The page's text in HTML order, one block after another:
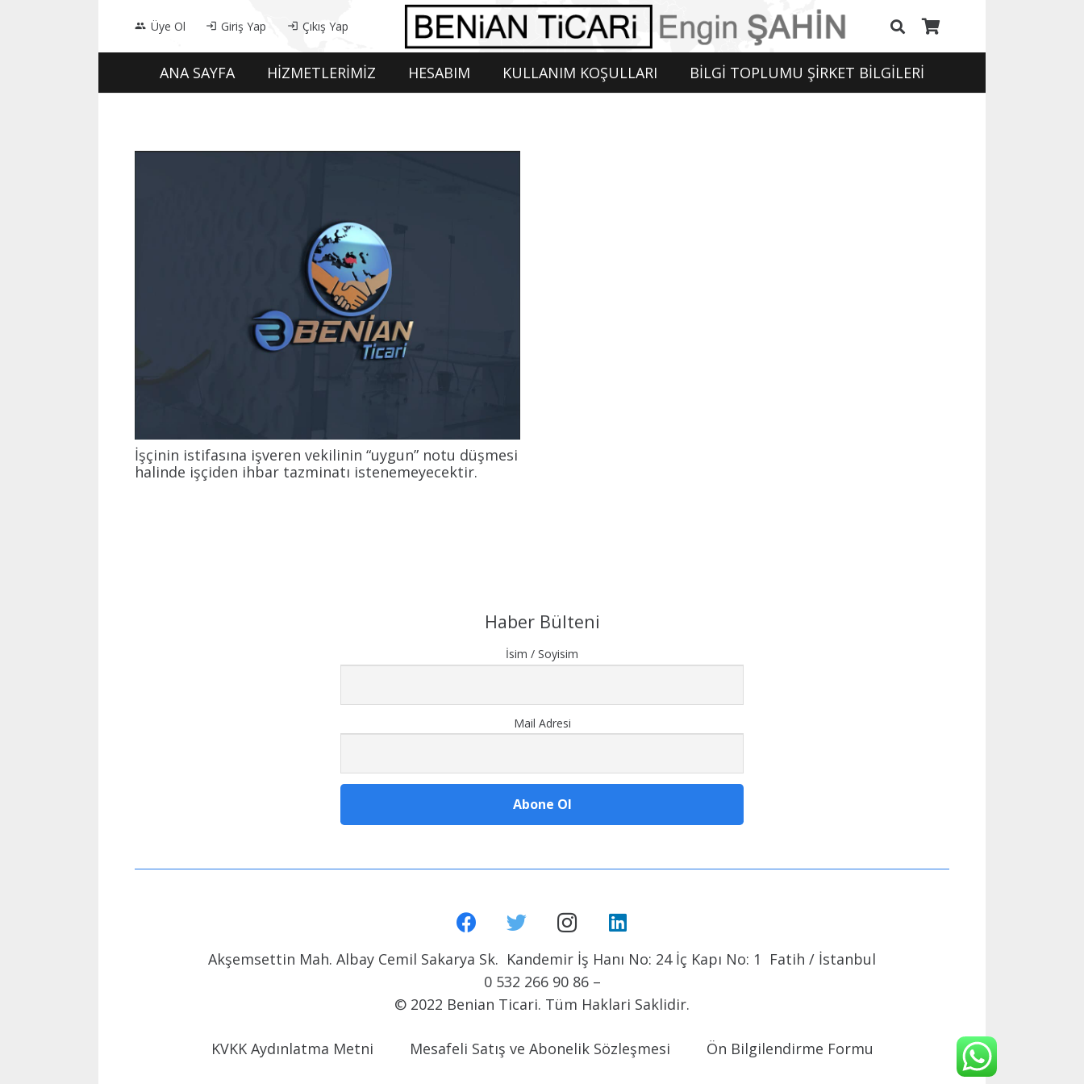
people Üye Ol login Giriş Yap login Çıkış Yap
ANA SAYFA HİZMETLERİMİZ HESABIM KULLANIM KOŞULLARI BİLGİ TOPLUMU ŞİRKET BİLGİLERİ
İşçinin istifasına işveren vekilinin “uygun” notu düşmesi
halinde işçiden ihbar tazminatı istenemeyecektir.
Haber Bülteni
İsim / Soyisim
Mail Adresi
Akşemsettin Mah. Albay Cemil Sakarya Sk. Kandemir İş Hanı No: 24 İç Kapı No: 1 Fatih / İstanbul
0 532 266 90 86 –
© 2022 Benian Ticari. Tüm Haklari Saklidir.
KVKK Aydınlatma Metni Mesafeli Satış ve Abonelik Sözleşmesi Ön Bilgilendirme Formu